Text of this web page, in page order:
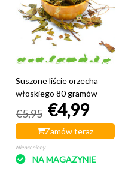
Suszone liście orzecha
włoskiego 80 gramów
€5,95 €4,99
Zamów teraz
Nieoceniony
NA MAGAZYNIE